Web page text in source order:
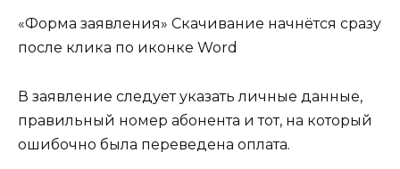
«Форма заявления» Скачивание начнётся сразу
после клика по иконке Word
В заявление следует указать личные данные,
правильный номер абонента и тот, на который
ошибочно была переведена оплата.